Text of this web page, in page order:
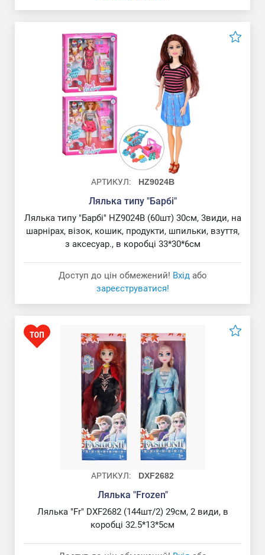
АРТИКУЛ: HZ9024B
Лялька типу "Барбі"
Лялька типу "Барбі" HZ9024B (60шт) 30см, 3види, на
шарнірах, візок, кошик, продукти, шпильки, взуття,
з аксесуар., в коробці 33*30*6см
Доступ до цін обмежений! Вхід або
зареєструватися!
АРТИКУЛ: DXF2682
Лялька "Frozen"
Лялька "Fr" DXF2682 (144шт/2) 29см, 2 види, в
коробці 32.5*13*5см